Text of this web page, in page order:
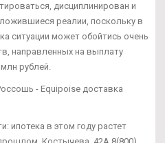
дисциплинирован и
реалии, поскольку в
ситуации может обойтись очень
направленных на выплату
рублей.
- Equipoise доставка
ипотека в этом году растет